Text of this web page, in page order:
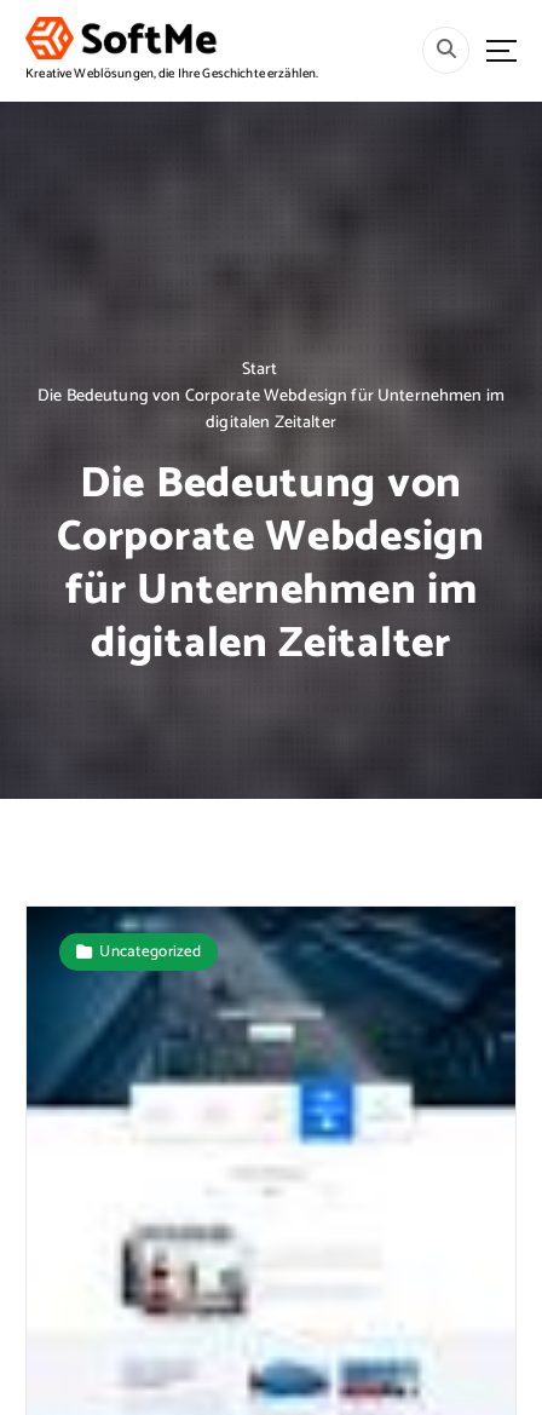
Kreative Weblösungen, die Ihre Geschichte erzählen.
Start
Die Bedeutung von Corporate Webdesign für Unternehmen im
digitalen Zeitalter
Die Bedeutung von
Corporate Webdesign
für Unternehmen im
digitalen Zeitalter
Uncategorized